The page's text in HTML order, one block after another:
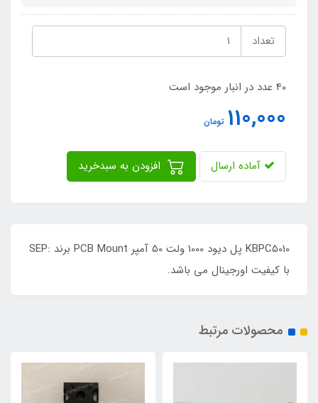
تعداد
40 عدد در انبار موجود است
110,000 تومان
آماده ارسال
KBPC5010 پل دیود 1000 ولت 50 آمپر PCB Mount برند :SEP
با کیفیت اورجینال می باشد.
محصولات مرتبط